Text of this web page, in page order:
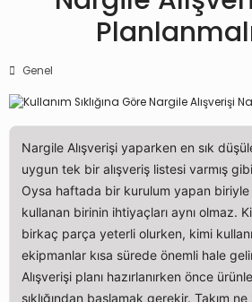
Genel
Nargile Alışverişi yaparken en sık
uygun tek bir alışveriş listesi varmış
Oysa haftada bir kurulum yapan
kullanan birinin ihtiyaçları aynı olmaz.
birkaç parça yeterli olurken, kimi
ekipmanlar kısa sürede önemli hale
Alışverişi planı hazırlanırken önce
sıklığından başlamak gerekir. Takım